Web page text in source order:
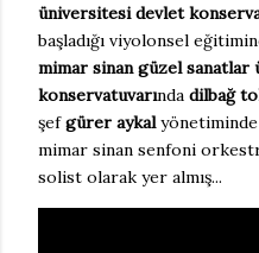
üniversitesi devlet
başladığı viyolonsel
mimar sinan güzel
konservatuvarında dilbağ
şefgürer aykalyönetiminde
mimar sinan senfoni
solist olarak yer almış...